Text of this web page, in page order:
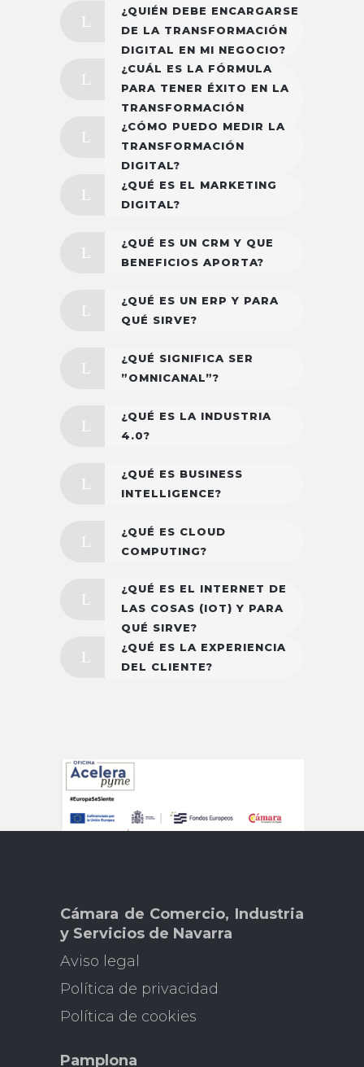
NEGOCIO?
¿QUIÉN DEBE ENCARGARSE
DE LA TRANSFORMACIÓN
DIGITAL EN MI NEGOCIO?
¿CUÁL ES LA FÓRMULA
PARA TENER ÉXITO EN LA
TRANSFORMACIÓN
DIGITAL?
¿CÓMO PUEDO MEDIR LA
TRANSFORMACIÓN
DIGITAL?
¿QUÉ ES EL MARKETING
DIGITAL?
¿QUÉ ES UN CRM Y QUE
BENEFICIOS APORTA?
¿QUÉ ES UN ERP Y PARA
QUÉ SIRVE?
¿QUÉ SIGNIFICA SER
”OMNICANAL”?
¿QUÉ ES LA INDUSTRIA
4.0?
¿QUÉ ES BUSINESS
INTELLIGENCE?
¿QUÉ ES CLOUD
COMPUTING?
¿QUÉ ES EL INTERNET DE
LAS COSAS (IOT) Y PARA
QUÉ SIRVE?
¿QUÉ ES LA EXPERIENCIA
DEL CLIENTE?
Cámara de Comercio, Industria
y Servicios de Navarra
Aviso legal
Pol ítica de privacidad
Política de cookies
Pamplona